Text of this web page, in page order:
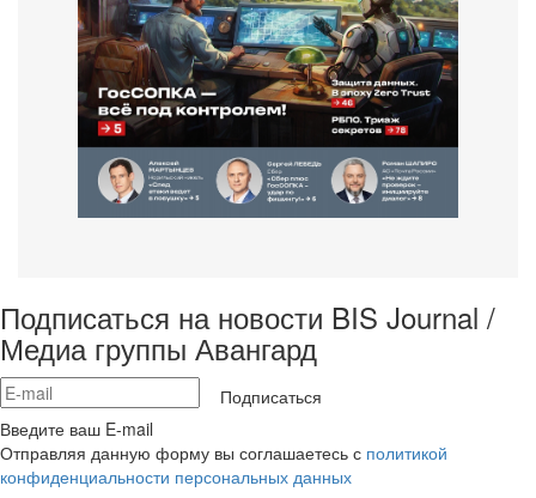
Подписаться на новости BIS Journal /
Медиа группы Авангард
Подписаться
Введите ваш E-mail
Отправляя данную форму вы соглашаетесь с политикой
конфиденциальности персональных данных